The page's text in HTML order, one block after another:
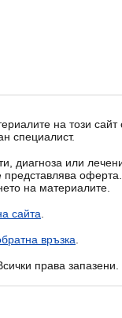
на този
специалист.
диагноза или
на материалите.
сайта
връзка
права запазени.